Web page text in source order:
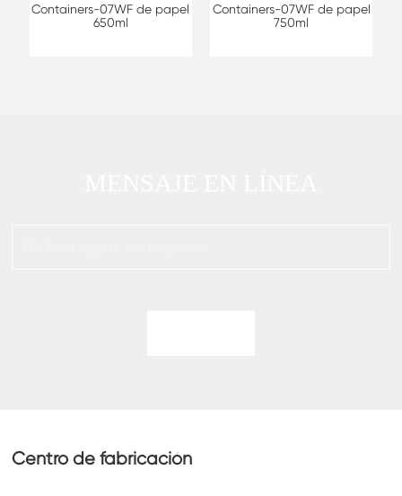
Containers-07WF de papel
650ml
Containers-07WF de papel
750ml
Centro de fabricación